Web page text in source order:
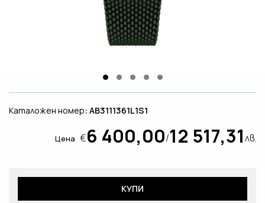
Каталожен номер: AB3111361L1S1
Цена €6 400,00/12 517,31лв.
КУПИ